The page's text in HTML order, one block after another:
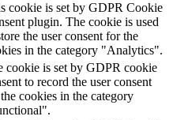
cookie is set by GDPR Cookie
plugin. The cookie is used
the user consent for the
in the category "Analytics".
cookie is set by GDPR cookie
to record the user consent
cookies in the category